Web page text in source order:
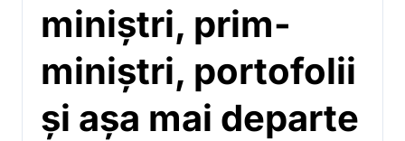
miniștri, prim-
miniștri, portofolii
și așa mai departe